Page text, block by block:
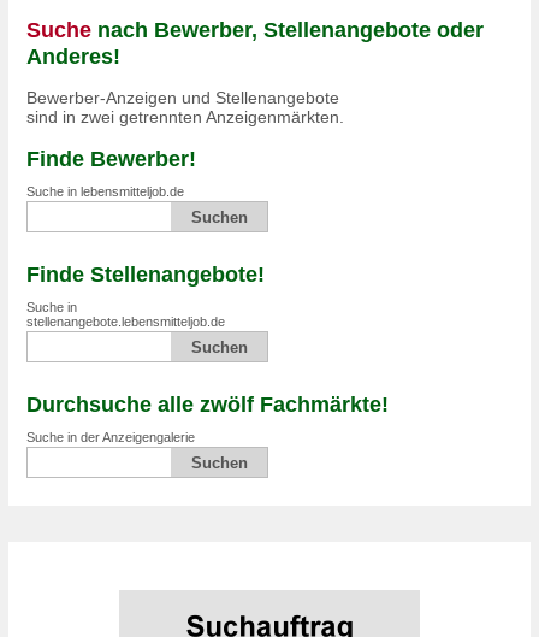
Suche nach Bewerber, Stellenangebote oder
Anderes!
Bewerber-Anzeigen und Stellenangebote
sind in zwei getrennten Anzeigenmärkten.
Finde Bewerber!
Suche in lebensmitteljob.de
Finde Stellenangebote!
Suche in
stellenangebote.lebensmitteljob.de
Durchsuche alle zwölf Fachmärkte!
Suche in der Anzeigengalerie